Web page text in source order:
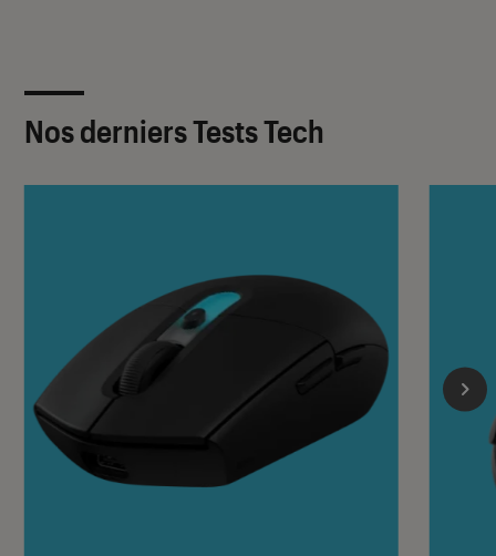
Nos derniers Tests Tech